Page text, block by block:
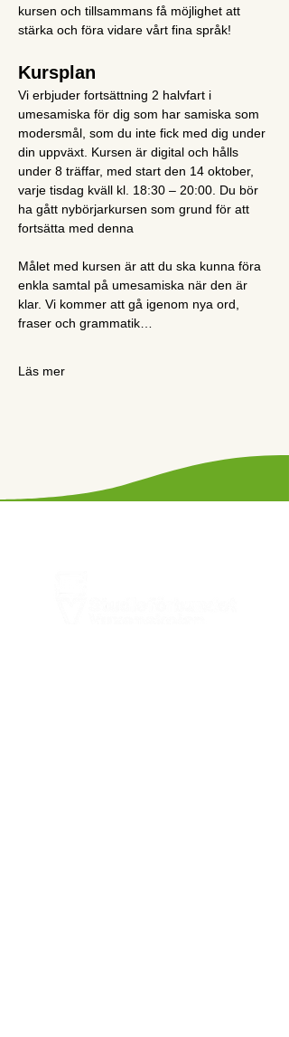
kursen och tillsammans få möjlighet att
stärka och föra vidare vårt fina språk!
Kursplan
Vi erbjuder fortsättning 2 halvfart i
umesamiska för dig som har samiska som
modersmål, som du inte fick med dig under
din uppväxt. Kursen är digital och hålls
under 8 träffar, med start den 14 oktober,
varje tisdag kväll kl. 18:30 – 20:00. Du bör
ha gått nybörjarkursen som grund för att
fortsätta med denna
Målet med kursen är att du ska kunna föra
enkla samtal på umesamiska när den är
klar. Vi kommer att gå igenom nya ord,
fraser och grammatik…
Läs mer